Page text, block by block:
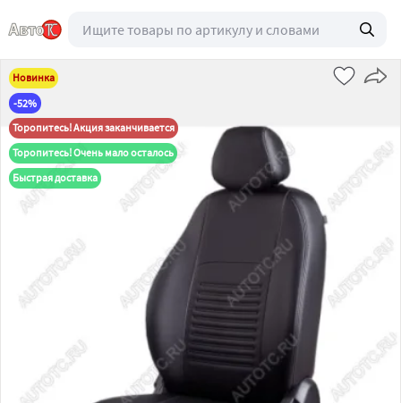
Новинка
-52%
Торопитесь! Акция заканчивается
Торопитесь! Очень мало осталось
Быстрая доставка